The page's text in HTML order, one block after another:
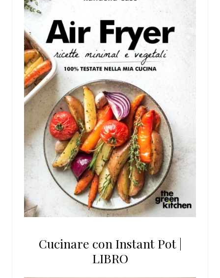
Cucinare con Instant Pot |
LIBRO